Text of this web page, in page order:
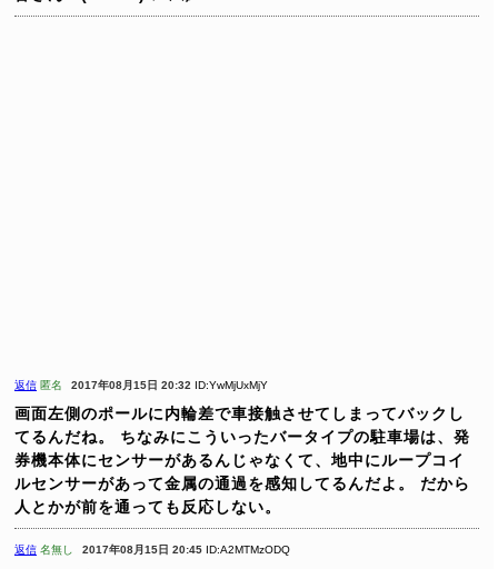
返信 匿名 2017年08月15日 20:32 ID:YwMjUxMjY
画面左側のポールに内輪差で車接触させてしまってバックし
てるんだね。
ちなみにこういったバータイプの駐車場は、発
券機本体にセンサーがあるんじゃなくて、地中にループコイ
ルセンサーがあって金属の通過を感知してるんだよ。
だから
人とかが前を通っても反応しない。
返信 名無し 2017年08月15日 20:45 ID:A2MTMzODQ